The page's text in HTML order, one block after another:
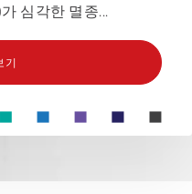
심각한 멸종...
기